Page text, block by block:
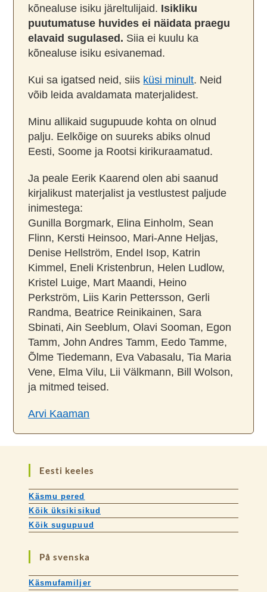
kõnealuse isiku järeltulijaid. Isikliku
puutumatuse huvides ei näidata praegu
elavaid sugulased. Siia ei kuulu ka
kõnealuse isiku esivanemad.
Kui sa igatsed neid, siis küsi minult. Neid
võib leida avaldamata materjalidest.
Minu allikaid sugupuude kohta on olnud
palju. Eelkõige on suureks abiks olnud
Eesti, Soome ja Rootsi kirikuraamatud.
Ja peale Eerik Kaarend olen abi saanud
kirjalikust materjalist ja vestlustest paljude
inimestega:
Gunilla Borgmark, Elina Einholm, Sean
Flinn, Kersti Heinsoo, Mari-Anne Heljas,
Denise Hellström, Endel Isop, Katrin
Kimmel, Eneli Kristenbrun, Helen Ludlow,
Kristel Luige, Mart Maandi, Heino
Perkström, Liis Karin Pettersson, Gerli
Randma, Beatrice Reinikainen, Sara
Sbinati, Ain Seeblum, Olavi Sooman, Egon
Tamm, John Andres Tamm, Eedo Tamme,
Õlme Tiedemann, Eva Vabasalu, Tia Maria
Vene, Elma Vilu, Lii Välkmann, Bill Wolson,
ja mitmed teised.
Arvi Kaaman
Eesti keeles
Käsmu pered
Kõik üksikisikud
Kõik sugupuud
På svenska
Käsmufamiljer